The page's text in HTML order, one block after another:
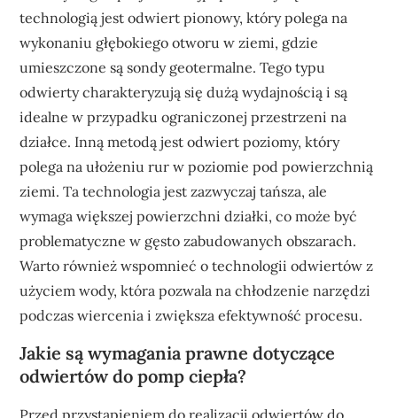
technologią jest odwiert pionowy, który polega na
wykonaniu głębokiego otworu w ziemi, gdzie
umieszczone są sondy geotermalne. Tego typu
odwierty charakteryzują się dużą wydajnością i są
idealne w przypadku ograniczonej przestrzeni na
działce. Inną metodą jest odwiert poziomy, który
polega na ułożeniu rur w poziomie pod powierzchnią
ziemi. Ta technologia jest zazwyczaj tańsza, ale
wymaga większej powierzchni działki, co może być
problematyczne w gęsto zabudowanych obszarach.
Warto również wspomnieć o technologii odwiertów z
użyciem wody, która pozwala na chłodzenie narzędzi
podczas wiercenia i zwiększa efektywność procesu.
Jakie są wymagania prawne dotyczące
odwiertów do pomp ciepła?
Przed przystąpieniem do realizacji odwiertów do